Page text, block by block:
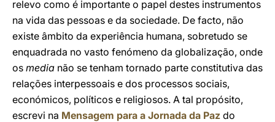
relevo como é importante o papel destes instrumentos
na vida das pessoas e da sociedade. De facto, não
existe âmbito da experiência humana, sobretudo se
enquadrada no vasto fenómeno da globalização, onde
os media não se tenham tornado parte constitutiva das
relações interpessoais e dos processos sociais,
económicos, políticos e religiosos. A tal propósito,
escrevi na Mensagem para a Jornada da Paz do